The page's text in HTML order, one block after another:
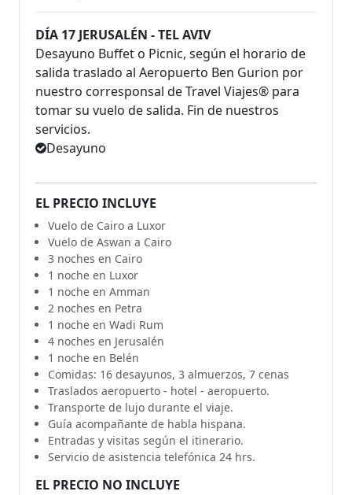
DÍA 17 JERUSALÉN - TEL AVIV
Desayuno Buffet o Picnic, según el horario de
salida traslado al Aeropuerto Ben Gurion por
nuestro corresponsal de Travel Viajes® para
tomar su vuelo de salida. Fin de nuestros
servicios.
Desayuno
EL PRECIO INCLUYE
Vuelo de Cairo a Luxor
Vuelo de Aswan a Cairo
3 noches en Cairo
1 noche en Luxor
1 noche en Amman
2 noches en Petra
1 noche en Wadi Rum
4 noches en Jerusalén
1 noche en Belén
Comidas: 16 desayunos, 3 almuerzos, 7 cenas
Traslados aeropuerto - hotel - aeropuerto.
Transporte de lujo durante el viaje.
Guía acompañante de habla hispana.
Entradas y visitas según el itinerario.
Servicio de asistencia telefónica 24 hrs.
EL PRECIO NO INCLUYE